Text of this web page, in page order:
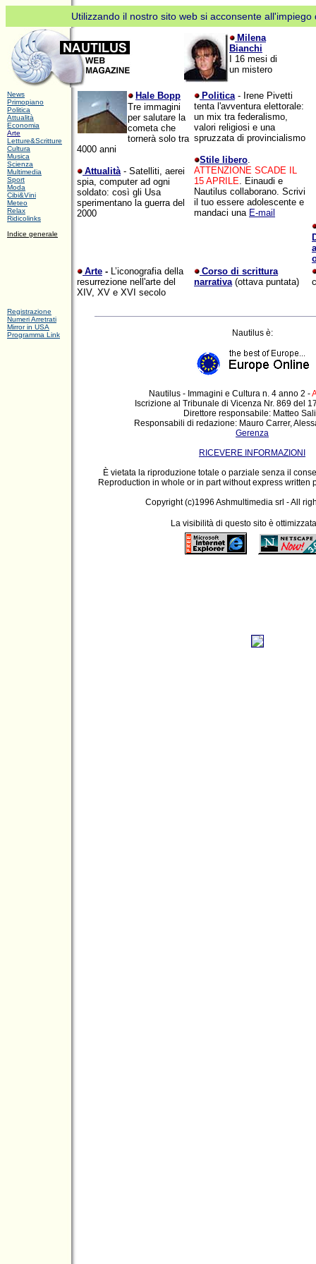
Utilizzando il nostro sito web si acconsente
Metti
in
pausa
AdBlock
per
favore
Milena
Bianchi
I 16 mesi di
un mistero
News
Primopiano
Politica
Attualità
Economia
Arte
Letture&Scritture
Cultura
Musica
Scienza
Multimedia
Sport
Moda
Cibi&Vini
Meteo
Relax
Ridicolinks
Indice generale
Hale Bopp
Tre immagini
per salutare la
cometa che
tornerà solo tra
4000 anni
Attualità- Satelliti, aerei
spia, computer ad ogni
soldato: così gli Usa
sperimentano la guerra del
2000
Politica- Irene Pivetti
tenta l'avventura elettorale:
un mix tra federalismo,
valori religiosi e una
spruzzata di provincialismo
Stile libero.
ATTENZIONE SCADE IL
15 APRILE. Einaudi e
Nautilus collaborano. Scrivi
il tuo essere adolescente e
mandaci una E-mail
Arte - L’iconografia della
resurrezione nell'arte del
XIV, XV e XVI secolo
Corso di scrittura
narrativa(ottava puntata)
Registrazione
Numeri Arretrati
Mirror in USA
Programma Link
Nautilus è:
Nautilus - Immagini e Cultura n. 4 anno 2 -
Iscrizione al Tribunale di Vicenza Nr. 869 del
Direttore responsabile: Matteo
Responsabili di redazione: Mauro Carrer,
Gerenza
RICEVERE INFORMAZIONI
È vietata la riproduzione totale o parziale senza il
Reproduction in whole or in part without express written
Copyright (c)1996 Ashmultimedia srl - All
La visibilità di questo sito è